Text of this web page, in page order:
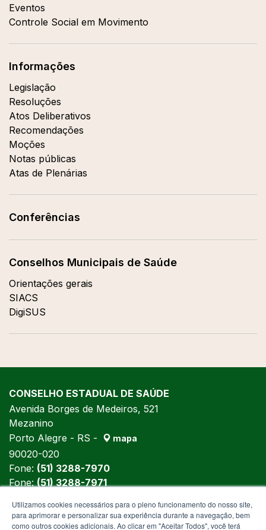
Eventos
Controle Social em Movimento
Informações
Legislação
Resoluções
Atos Deliberativos
Recomendações
Moções
Notas públicas
Atas de Plenárias
Conferências
Conselhos Municipais de Saúde
Orientações gerais
SIACS
DigiSUS
CONSELHO ESTADUAL DE SAÚDE
Avenida Borges de Medeiros, 521
Mezanino
Porto Alegre - RS -
mapa
90020-020
Fone: (51) 3288-7970
Fone:(51) 3288-7971
Utilizamos cookies necessários para o pleno funcionamento do nosso site,
para aprimorar e personalizar sua experiência durante a navegação, bem
como outros cookies adicionais. Ao clicar em "Aceitar Todos", você terá